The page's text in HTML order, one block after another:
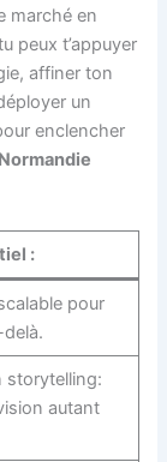
marché en
peux t’appuyer
affiner ton
un
enclencher
:
pour
storytelling:
autant